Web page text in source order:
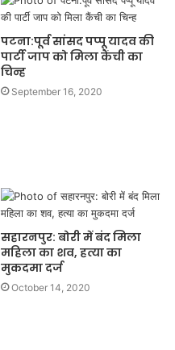
पटना:पूर्व सांसद पप्पू यादव की
पार्टी जाप को मिला कैंची का
चिन्ह
September 16, 2020
सहारनपुर: बोरी में बंद मिला
महिला का शव, हत्या का
मुकदमा दर्ज
October 14, 2020